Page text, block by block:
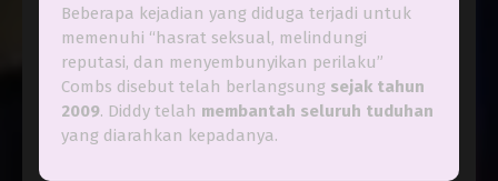
Beberapa kejadian yang diduga terjadi untuk
memenuhi “hasrat seksual, melindungi
reputasi, dan menyembunyikan perilaku”
Combs disebut telah berlangsung sejak tahun
2009. Diddy telah membantah seluruh tuduhan
yang diarahkan kepadanya.